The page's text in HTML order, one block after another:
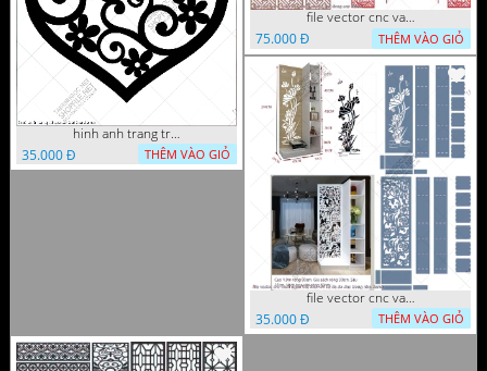
hinh anh trang tri cua so trai tim
35.000 Đ
THÊM VÀO GIỎ
file vector cnc vach tho tranh phong tho dang cap
75.000 Đ
THÊM VÀO GIỎ
file vector cnc vach ngan ket hop voi ke de do dac trong nha
35.000 Đ
THÊM VÀO GIỎ